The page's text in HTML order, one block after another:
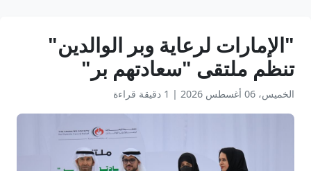
"الإمارات لرعاية وبر الوالدين"
تنظم ملتقى "سعادتهم بر"
الخميس، 06 أغسطس 2026 | 1 دقيقة قراءة